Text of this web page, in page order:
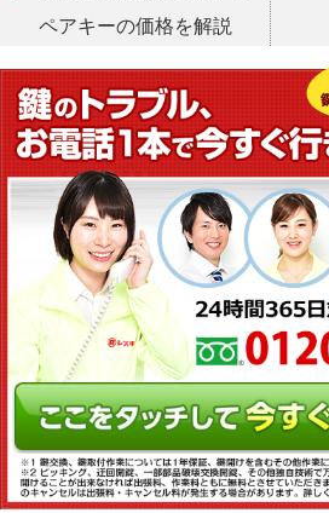
ペアキーの価格を解説